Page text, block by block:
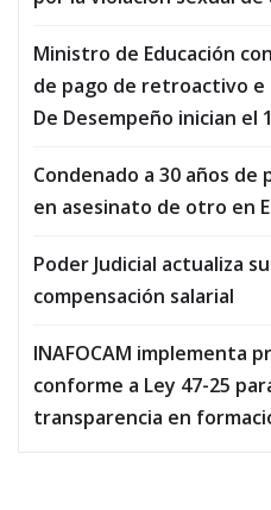
Ministro de Educación
de pago de retroactivo
De Desempeño inician el
Condenado a 30 años
en asesinato de otro en
Poder Judicial actualiza
compensación salarial
INAFOCAM implementa
conforme a Ley 47-25
transparencia en